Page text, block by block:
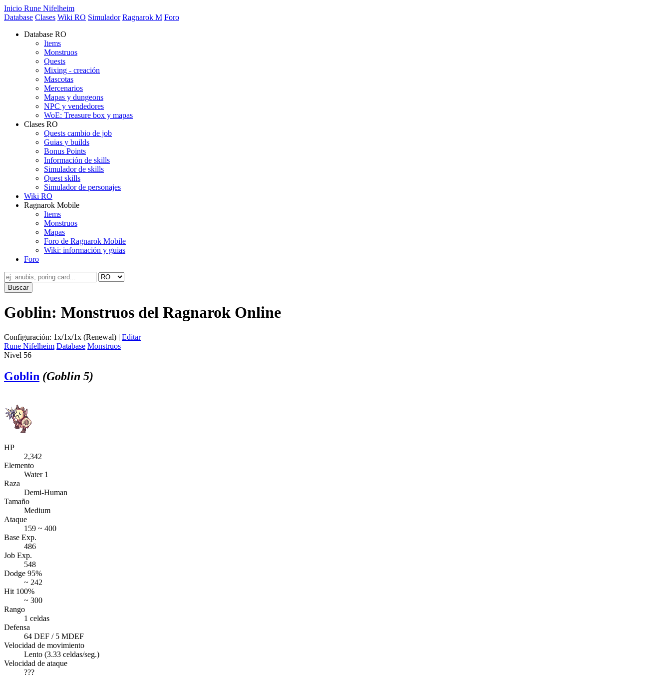
Inicio Rune Nifelheim
Database Clases Wiki RO Simulador Ragnarok M Foro
Database RO
Items
Monstruos
Quests
Mixing - creación
Mascotas
Mercenarios
Mapas y dungeons
NPC y vendedores
WoE: Treasure box y mapas
Clases RO
Quests cambio de job
Guias y builds
Bonus Points
Información de skills
Simulador de skills
Quest skills
Simulador de personajes
Wiki RO
Ragnarok Mobile
Items
Monstruos
Mapas
Foro de Ragnarok Mobile
Wiki: información y guias
Foro
Goblin: Monstruos del Ragnarok Online
Configuración: 1x/1x/1x (Renewal) | Editar
Rune Nifelheim Database Monstruos
Nivel 56
Goblin (Goblin 5)
HP
2,342
Elemento
Water 1
Raza
Demi-Human
Tamaño
Medium
Ataque
159 ~ 400
Base Exp.
486
Job Exp.
548
Dodge 95%
~ 242
Hit 100%
~ 300
Rango
1 celdas
Defensa
64 DEF / 5 MDEF
Velocidad de movimiento
Lento (3.33 celdas/seg.)
Velocidad de ataque
???